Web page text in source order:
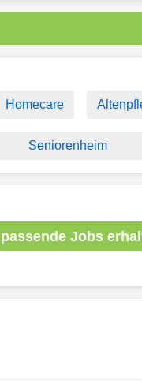
Homecare
Seniorenheim
Jobs